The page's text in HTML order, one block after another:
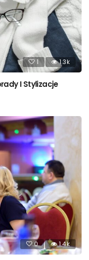
1 1.3k
I Stylizacje
0 1.4k